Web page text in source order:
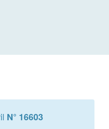
N° 16603